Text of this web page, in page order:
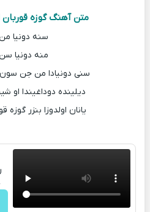
متن آهنگ گوزه
سنه دونیا من
منه دونیا سن
سنی دونیادا من جن سون
دیلینده دوداغیندا او
یانان اولدوزا بنزر گوزه